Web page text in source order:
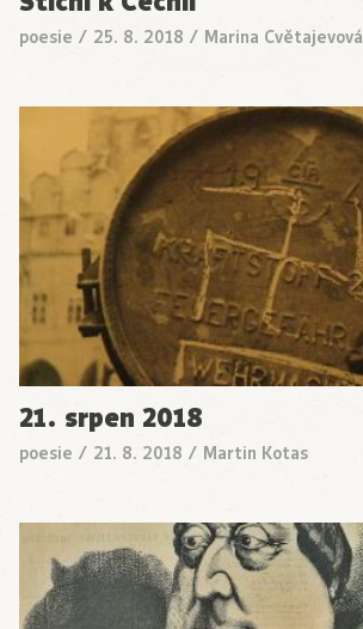
poesie / 25. 8. 2018 / Marina Cvětajevová
21. srpen 2018
poesie / 21. 8. 2018 / Martin Kotas